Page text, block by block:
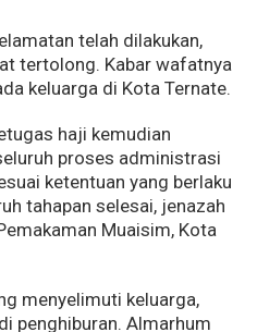
telah dilakukan,
tertolong. Kabar wafatnya
keluarga di Kota Ternate.
haji kemudian
proses administrasi
ketentuan yang berlaku
tahapan selesai, jenazah
Muaisim, Kota
menyelimuti keluarga,
penghiburan. Almarhum